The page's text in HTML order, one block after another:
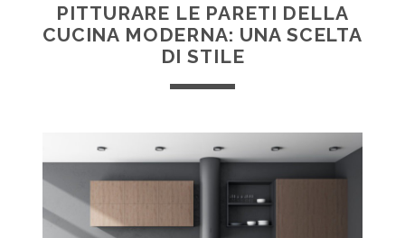
PITTURARE LE PARETI DELLA
CUCINA MODERNA: UNA SCELTA
DI STILE